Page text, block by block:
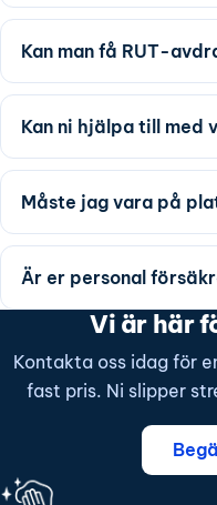
Kan man få RUT-
Kan ni hjälpa till med
Måste jag vara på
Är er personal
Vi är här
Kontakta oss idag för
fast pris. Ni slipper